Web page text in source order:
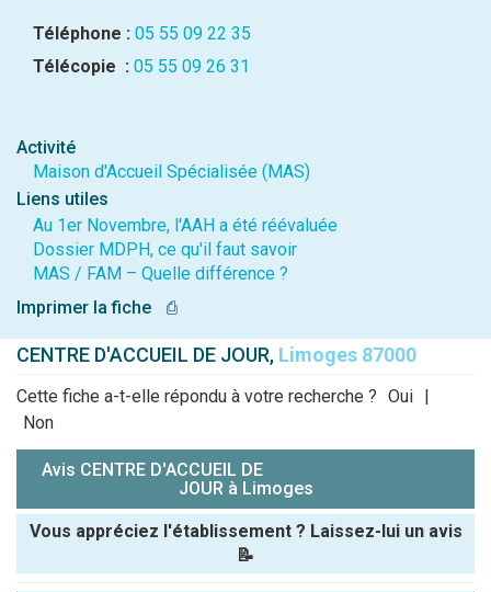
Téléphone : 05 55 09 22 35
Télécopie : 05 55 09 26 31
Activité
Maison d'Accueil Spécialisée (MAS)
Liens utiles
Au 1er Novembre, l'AAH a été réévaluée
Dossier MDPH, ce qu'il faut savoir
MAS / FAM – Quelle différence ?
Imprimer la fiche
⎙
CENTRE D'ACCUEIL DE JOUR, Limoges 87000
Cette fiche a-t-elle répondu à votre recherche ? Oui |
Non
Avis CENTRE D'ACCUEIL DE
JOUR à Limoges
Vous appréciez l'établissement ? Laissez-lui un avis
📝